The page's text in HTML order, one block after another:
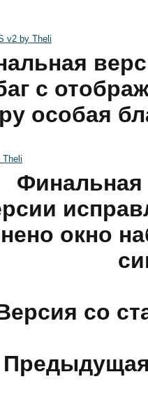
v2 by Theli
с
особая
окно
со